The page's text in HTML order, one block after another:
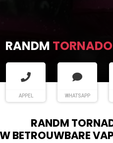
RANDM
APPEL WHATSAPP
RANDM
BETROUWBARE